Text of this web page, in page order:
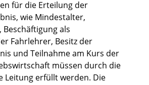
für die Erteilung der
wie Mindestalter,
Beschäftigung als
Fahrlehrer, Besitz der
und Teilnahme am Kurs der
müssen durch die
Leitung erfüllt werden. Die